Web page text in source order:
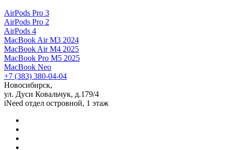
AirPods Pro 3
AirPods Pro 2
AirPods 4
MacBook Air M3 2024
MacBook Air M4 2025
MacBook Pro M5 2025
MacBook Neo
+7 (383) 380-04-04
Новосибирск,
ул. Дуси Ковальчук, д.179/4
iNeed отдел островной, 1 этаж